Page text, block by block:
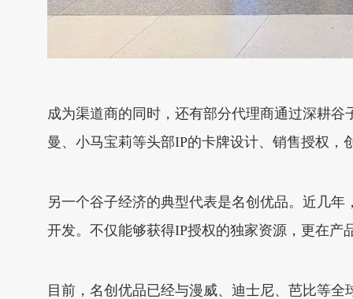
成为渠道商的同时，还有部分代理商通过深耕
曼、小马宝莉等头部IP的卡牌设计、销售授权，
另一个谷子经济的典型代表是名创优品。近几
开发。不仅能够获得IP授权的独家资源，更在
目前，名创优品已经与漫威、迪士尼、芭比等